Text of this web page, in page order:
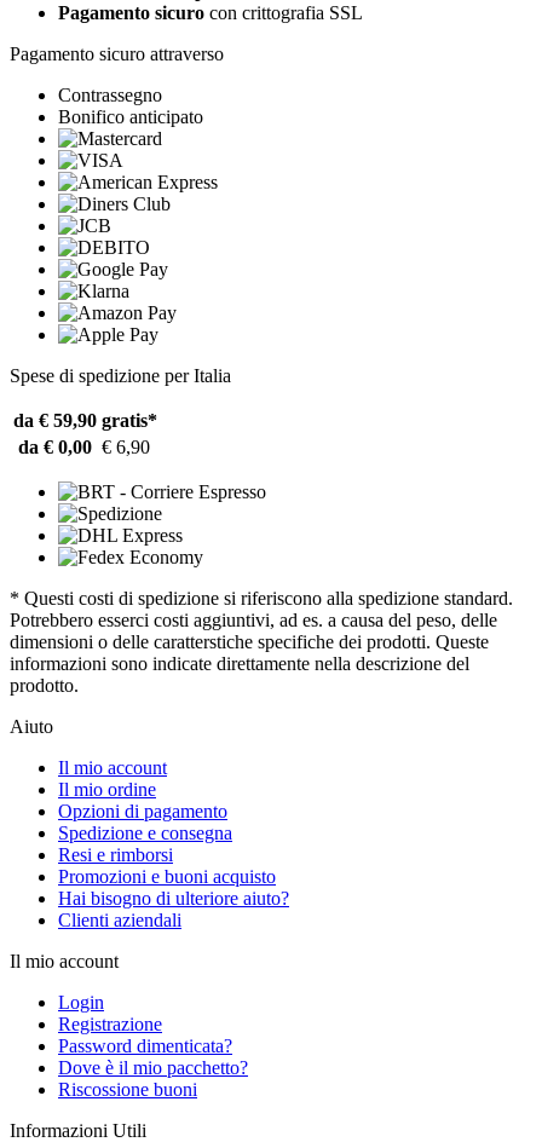
Pagamento sicuro con crittografia SSL
Pagamento sicuro attraverso
Contrassegno
Bonifico anticipato
Spese di spedizione per Italia
da € 59,90 gratis*
da € 0,00 € 6,90
* Questi costi di spedizione si riferiscono alla spedizione standard.
Potrebbero esserci costi aggiuntivi, ad es. a causa del peso, delle
dimensioni o delle caratterstiche specifiche dei prodotti. Queste
informazioni sono indicate direttamente nella descrizione del
prodotto.
Aiuto
Il mio account
Il mio ordine
Opzioni di pagamento
Spedizione e consegna
Resi e rimborsi
Promozioni e buoni acquisto
Hai bisogno di ulteriore aiuto?
Clienti aziendali
Il mio account
Login
Registrazione
Password dimenticata?
Dove è il mio pacchetto?
Riscossione buoni
Informazioni Utili